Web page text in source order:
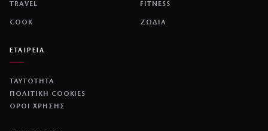
TRAVEL FITNESS
COOK ΖΩΔΙΑ
ΕΤΑΙΡΕΙΑ
ΤΑΥΤΟΤΗΤΑ
ΠΟΛΙΤΙΚΉ COOKIES
ΌΡΟΙ ΧΡΉΣΗΣ